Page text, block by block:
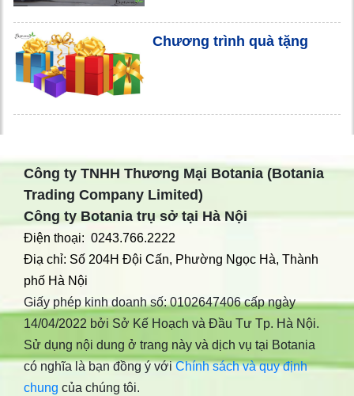
Chương trình quà tặng
Công ty TNHH Thương Mại Botania (Botania
Trading Company Limited)
Công ty Botania trụ sở tại Hà Nội
Điện thoại: 0243.766.2222
Điạ chỉ: Số 204H Đội Cấn, Phường Ngọc Hà, Thành
phố Hà Nội
Giấy phép kinh doanh số: 0102647406 cấp ngày
14/04/2022 bởi Sở Kế Hoạch và Đầu Tư Tp. Hà Nội.
Sử dụng nội dung ở trang này và dịch vụ tại Botania
có nghĩa là bạn đồng ý vớiChính sách và quy định
chung của chúng tôi.